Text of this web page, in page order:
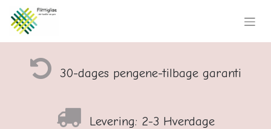
30-dages pengene-tilbage garanti
Levering: 2-3 Hverdage